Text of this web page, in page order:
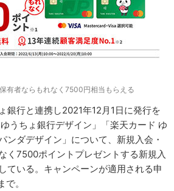
有者ならもれなく7500円相当もらえる
銀行と連携し2021年12月1日に発行を
うちょ銀行デザイン」「楽天カード ゆ
ンダデザイン」について、新規入会・
く7500ポイントプレゼントする新規入
ている。キャンペーンが適用される申
。